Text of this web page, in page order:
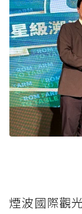
煙波國際觀